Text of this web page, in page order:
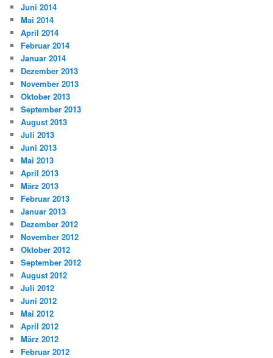
Juni 2014
Mai 2014
April 2014
Februar 2014
Januar 2014
Dezember 2013
November 2013
Oktober 2013
September 2013
August 2013
Juli 2013
Juni 2013
Mai 2013
April 2013
März 2013
Februar 2013
Januar 2013
Dezember 2012
November 2012
Oktober 2012
September 2012
August 2012
Juli 2012
Juni 2012
Mai 2012
April 2012
März 2012
Februar 2012